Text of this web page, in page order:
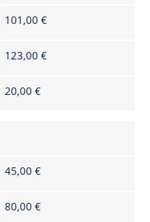
101,00 €
123,00 €
20,00 €
45,00 €
80,00 €